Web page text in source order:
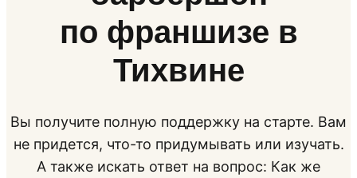
по франшизе в
Тихвине
Вы получите полную поддержку на старте. Вам
не придется, что-то придумывать или изучать.
А также искать ответ на вопрос: Как же